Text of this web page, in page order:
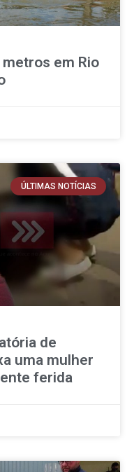
em Rio
ÚLTIMAS NOTÍCIAS
de
uma mulher
ferida